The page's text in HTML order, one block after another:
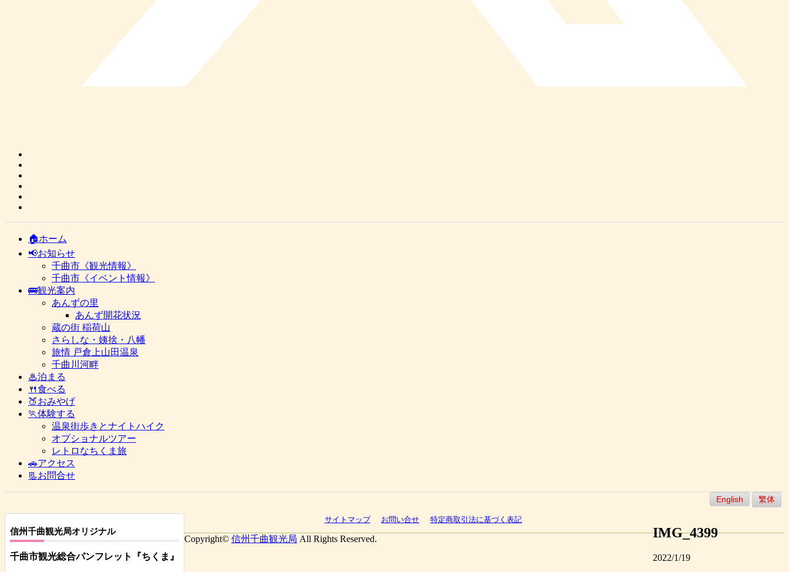
🏠ホーム
📢お知らせ
千曲市《観光情報》
千曲市《イベント情報》
🚌観光案内
あんずの里
あんず開花状況
蔵の街 稲荷山
さらしな・姨捨・八幡
旅情 戸倉上山田温泉
千曲川河畔
♨泊まる
🍴食べる
🍑おみやげ
🏃体験する
温泉街歩きとナイトハイク
オプショナルツアー
レトロなちくま旅
🚗アクセス
📃お問合せ
English 繁体
IMG_4399
2022/1/19
信州千曲観光局オリジナル
千曲市観光総合パンフレット 『ちくま』
サイトマップ お問い合せ 特定商取引法に基づく表記
Copyright© 信州千曲観光局 All Rights Reserved.